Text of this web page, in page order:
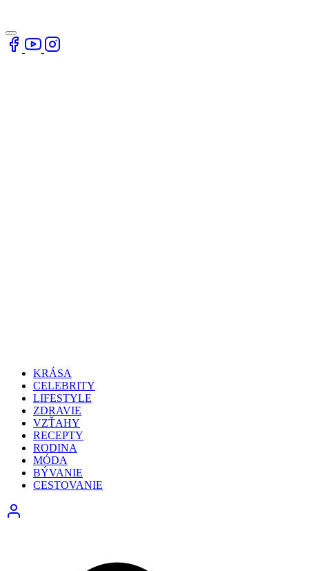
KRÁSA
CELEBRITY
LIFESTYLE
ZDRAVIE
VZŤAHY
RECEPTY
RODINA
MÓDA
BÝVANIE
CESTOVANIE